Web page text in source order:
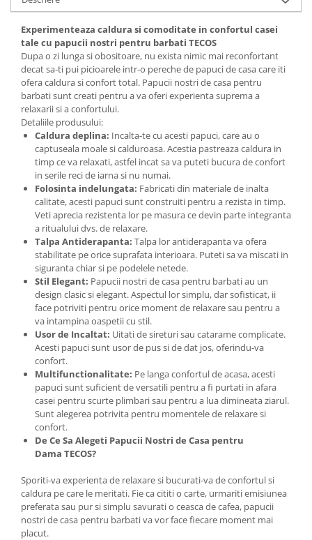
Experimenteaza caldura si comoditate in confortul casei
tale cu papucii nostri pentru barbati TECOS
Dupa o zi lunga si obositoare, nu exista nimic mai reconfortant
decat sa-ti pui picioarele intr-o pereche de papuci de casa care iti
ofera caldura si confort total. Papucii nostri de casa pentru
barbati sunt creati pentru a va oferi experienta suprema a
relaxarii si a confortului.
Detaliile produsului:
Caldura deplina: Incalta-te cu acesti papuci, care au o
captuseala moale si calduroasa. Acestia pastreaza caldura in
timp ce va relaxati, astfel incat sa va puteti bucura de confort
in serile reci de iarna si nu numai.
Folosinta indelungata: Fabricati din materiale de inalta
calitate, acesti papuci sunt construiti pentru a rezista in timp.
Veti aprecia rezistenta lor pe masura ce devin parte integranta
a ritualului dvs. de relaxare.
Talpa Antiderapanta: Talpa lor antiderapanta va ofera
stabilitate pe orice suprafata interioara. Puteti sa va miscati in
siguranta chiar si pe podelele netede.
Stil Elegant: Papucii nostri de casa pentru barbati au un
design clasic si elegant. Aspectul lor simplu, dar sofisticat, ii
face potriviti pentru orice moment de relaxare sau pentru a
va intampina oaspetii cu stil.
Usor de Incaltat: Uitati de sireturi sau catarame complicate.
Acesti papuci sunt usor de pus si de dat jos, oferindu-va
confort.
Multifunctionalitate: Pe langa confortul de acasa, acesti
papuci sunt suficient de versatili pentru a fi purtati in afara
casei pentru scurte plimbari sau pentru a lua dimineata ziarul.
Sunt alegerea potrivita pentru momentele de relaxare si
confort.
De Ce Sa Alegeti Papucii Nostri de Casa pentru
Dama TECOS?
Sporiti-va experienta de relaxare si bucurati-va de confortul si
caldura pe care le meritati. Fie ca cititi o carte, urmariti emisiunea
preferata sau pur si simplu savurati o ceasca de cafea, papucii
nostri de casa pentru barbati va vor face fiecare moment mai
placut.